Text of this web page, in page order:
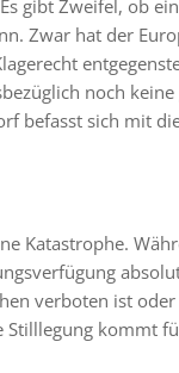
gibt Zweifel, ob
Zwar hat der
noch
befasst sich mit
Katastrophe.
verboten ist oder
Stilllegung kommt